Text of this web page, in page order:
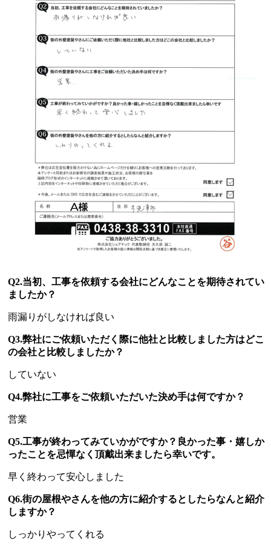
Q2.当初、工事を依頼する会社にどんなことを期待されてい
ましたか？
雨漏りがしなければ良い
Q3.弊社にご依頼いただく際に他社と比較しました方はどこ
の会社と比較しましたか？
していない
Q4.弊社に工事をご依頼いただいた決め手は何ですか？
営業
Q5.工事が終わってみていかがですか？良かった事・嬉しか
ったことを忌憚なく頂戴出来ましたら幸いです。
早く終わって安心しました
Q6.街の屋根やさんを他の方に紹介するとしたらなんと紹介
しますか？
しっかりやってくれる